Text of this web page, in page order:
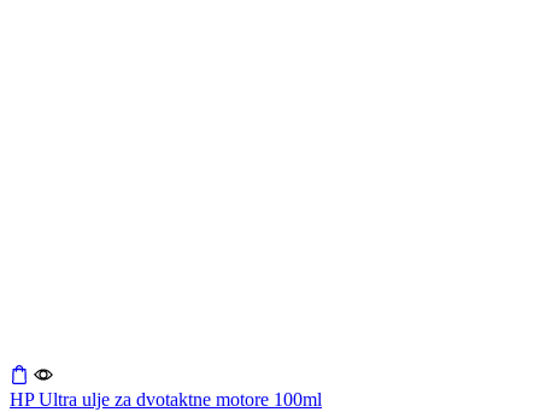
HP Ultra ulje za dvotaktne motore 100ml